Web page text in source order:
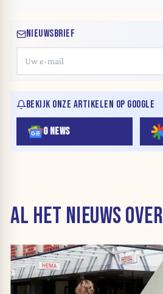
NIEUWSBRIEF
BEKIJK ONZE ARTIKELEN OP GOOGLE
G NEWS
AL HET NIEUWS OVER